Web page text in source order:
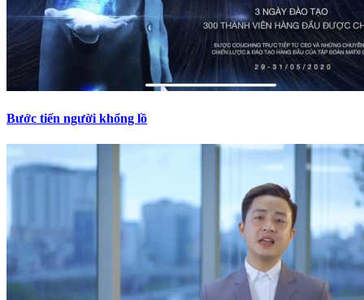
Bước tiến người khổng lồ